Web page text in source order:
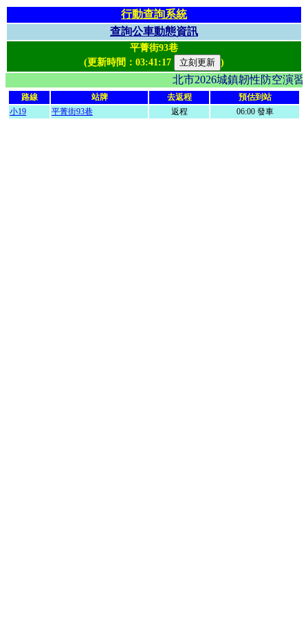
行動查詢系統
查詢公車動態資訊
平菁街93巷
(更新時間： 03:41:17 )
北市2026城鎮韌性防空
路線 站牌 去返程
預估到站
小19
平菁街93巷 返程 06:00 發車